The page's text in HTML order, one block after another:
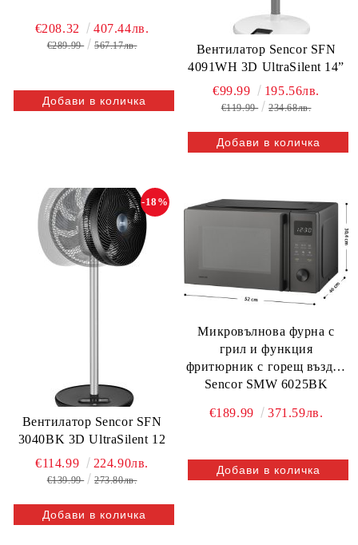
€208.32 407.44лв.
€289.99 567.17лв.
Вентилатор Sencor SFN
4091WH 3D UltraSilent 14”
€99.99 195.56лв.
€119.99 234.68лв.
Вентилатор Sencor SFN
3040BK 3D UltraSilent 12
-18%
€114.99 224.90лв.
€139.99 273.80лв.
Микровълнова фурна с
грил и функция
фритюрник с горещ въздух
Sencor SMW 6025BK
€189.99 371.59лв.